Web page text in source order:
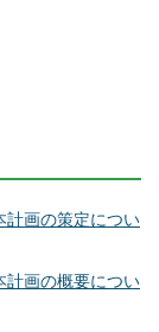
画の策定につい
画の概要につい